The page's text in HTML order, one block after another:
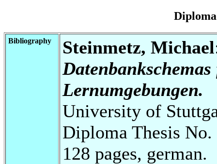
Bibliography Steinmetz, Michael
Lernumgebungen.
University of
Diploma Thesis
128 pages, german.